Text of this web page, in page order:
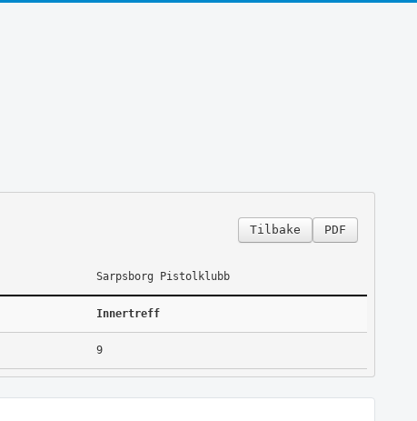
PDF
Tilbake
Sarpsborg Pistolklubb
Innertreff
9